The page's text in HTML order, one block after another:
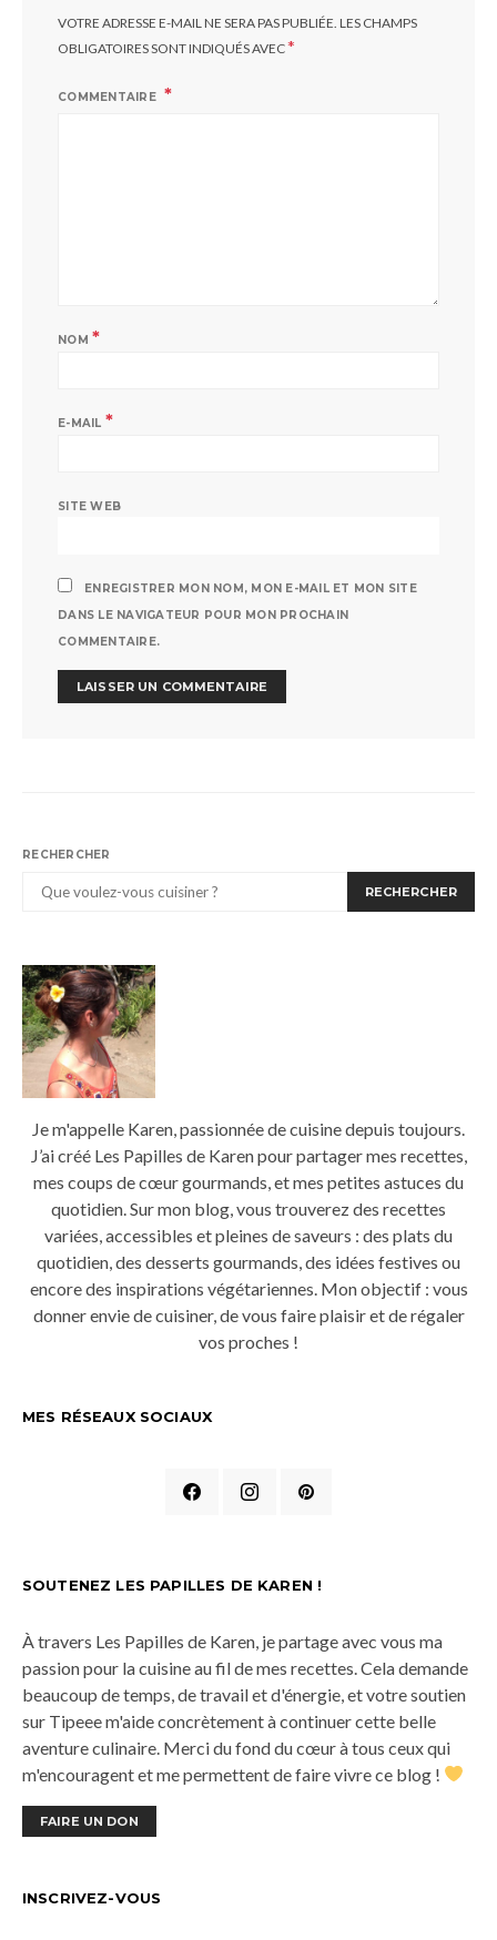
VOTRE ADRESSE E-MAIL NE SERA PAS PUBLIÉE. LES CHAMPS
OBLIGATOIRES SONT INDIQUÉS AVEC*
COMMENTAIRE
NOM *
E-MAIL *
SITE WEB
ENREGISTRER MON NOM, MON E-MAIL ET MON SITE
DANS LE NAVIGATEUR POUR MON PROCHAIN
COMMENTAIRE.
RECHERCHER
RECHERCHER
Je m'appelle Karen, passionnée de cuisine depuis toujours.
J’ai créé Les Papilles de Karen pour partager mes recettes,
mes coups de cœur gourmands, et mes petites astuces du
quotidien. Sur mon blog, vous trouverez des recettes
variées, accessibles et pleines de saveurs : des plats du
quotidien, des desserts gourmands, des idées festives ou
encore des inspirations végétariennes. Mon objectif : vous
donner envie de cuisiner, de vous faire plaisir et de régaler
vos proches !
MES RÉSEAUX SOCIAUX
SOUTENEZ LES PAPILLES DE KAREN !
À travers Les Papilles de Karen, je partage avec vous ma
passion pour la cuisine au fil de mes recettes. Cela demande
beaucoup de temps, de travail et d'énergie, et votre soutien
sur Tipeee m'aide concrètement à continuer cette belle
aventure culinaire. Merci du fond du cœur à tous ceux qui
m'encouragent et me permettent de faire vivre ce blog !
FAIRE UN DON
INSCRIVEZ-VOUS